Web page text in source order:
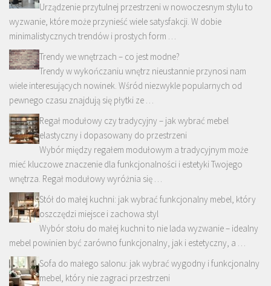
Urządzenie przytulnej przestrzeni w nowoczesnym stylu to
wyzwanie, które może przynieść wiele satysfakcji. W dobie
minimalistycznych trendów i prostych form …
Trendy we wnętrzach – co jest modne?
Trendy w wykończaniu wnętrz nieustannie przynosi nam
wiele interesujących nowinek. Wśród niezwykle popularnych od
pewnego czasu znajdują się płytki ze …
Regał modułowy czy tradycyjny – jak wybrać mebel
elastyczny i dopasowany do przestrzeni
Wybór między regałem modułowym a tradycyjnym może
mieć kluczowe znaczenie dla funkcjonalności i estetyki Twojego
wnętrza. Regał modułowy wyróżnia się …
Stół do małej kuchni: jak wybrać funkcjonalny mebel, który
oszczędzi miejsce i zachowa styl
Wybór stołu do małej kuchni to nie lada wyzwanie – idealny
mebel powinien być zarówno funkcjonalny, jak i estetyczny, a …
Sofa do małego salonu: jak wybrać wygodny i funkcjonalny
mebel, który nie zagraci przestrzeni